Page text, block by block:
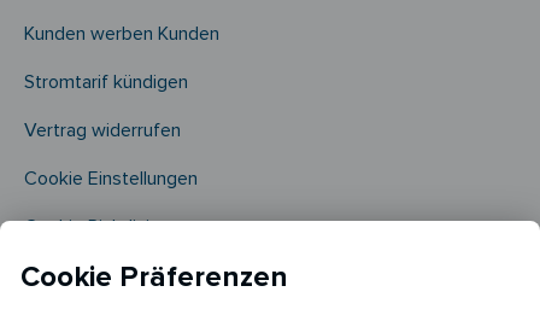
Kunden werben Kunden
Stromtarif kündigen
Vertrag widerrufen
Cookie Einstellungen
Cookie Richtlinie​
Cookie Präferenzen